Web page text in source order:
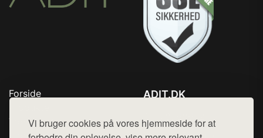
Vi bruger cookies på vores hjemmeside for at
Forside
Top Rabatter
ADIT.DK
Mail: hej@want.dk